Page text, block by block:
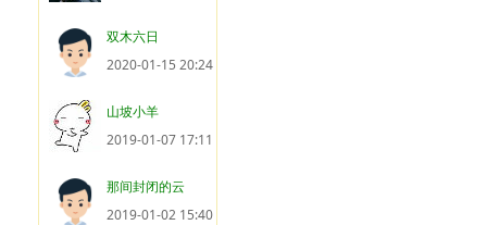
双木六日
2020-01-15 20:24
山坡小羊
2019-01-07 17:11
那间封闭的云
2019-01-02 15:40